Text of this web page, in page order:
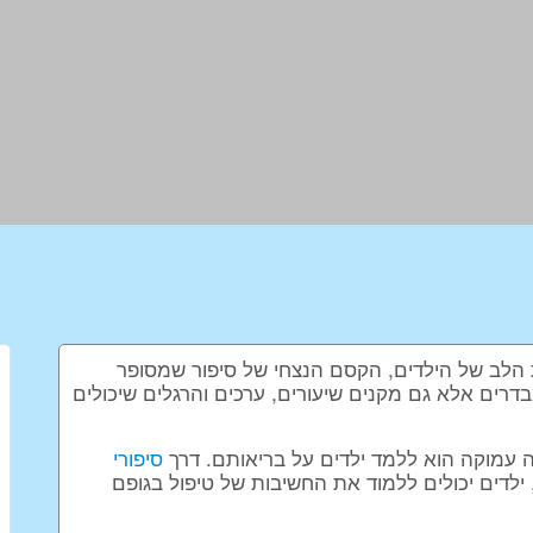
של הילדים, הקסם הנצחי של סיפור שמסופר
אלא גם מקנים שיעורים, ערכים והרגלים שיכולים
עמוקה הוא ללמד ילדים על בריאותם. דרך סיפורי
יכולים ללמוד את החשיבות של טיפול בגופם